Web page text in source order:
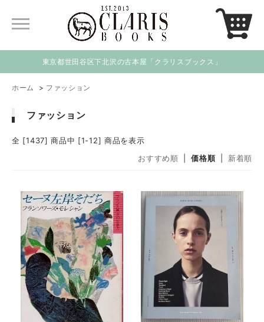
東京都世田谷区下北沢の古本屋「クラリスブックス」
ホーム > ファッション
ファッション
全 [1437] 商品中 [1-12] 商品を表示
おすすめ順
価格順 新着順